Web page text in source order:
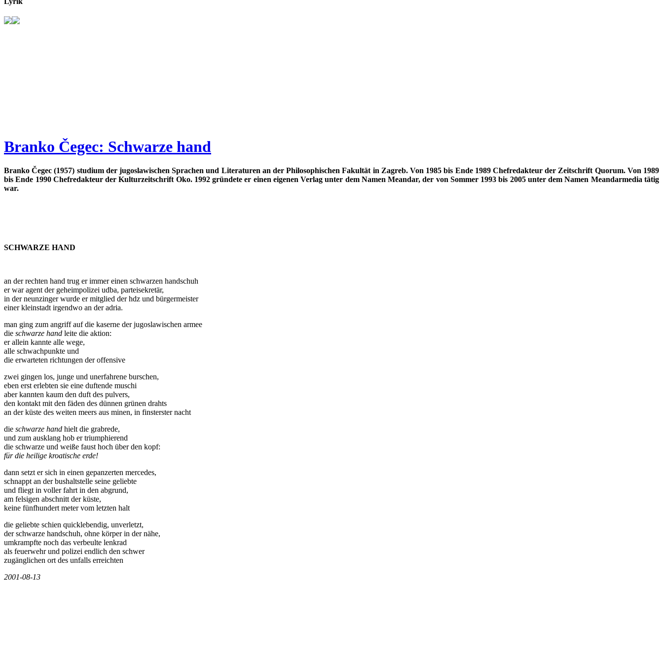
Branko Čegec: Schwarze hand
Branko Čegec (1957) studium der jugoslawischen Sprachen und Literaturen an der Philosophischen Fakultät in Zagreb. Von 1985 bis Ende 1989 Chefredakteur der Zeitschrift Quorum. Von 1989
bis Ende 1990 Chefredakteur der Kulturzeitschrift Oko. 1992 gründete er einen eigenen Verlag unter dem Namen Meandar, der von Sommer 1993 bis 2005 unter dem Namen Meandarmedia tätig
war.
SCHWARZE HAND
an der rechten hand trug er immer einen schwarzen handschuh
er war agent der geheimpolizei udba, parteisekretär,
in der neunzinger wurde er mitglied der hdz und bürgermeister
einer kleinstadt irgendwo an der adria.
man ging zum angriff auf die kaserne der jugoslawischen armee
die schwarze hand leite die aktion:
er allein kannte alle wege,
alle schwachpunkte und
die erwarteten richtungen der offensive
zwei gingen los, junge und unerfahrene burschen,
eben erst erlebten sie eine duftende muschi
aber kannten kaum den duft des pulvers,
den kontakt mit den fäden des dünnen grünen drahts
an der küste des weiten meers aus minen, in finsterster nacht
die schwarze hand hielt die grabrede,
und zum ausklang hob er triumphierend
die schwarze und weiße faust hoch über den kopf:
für die heilige kroatische erde!
dann setzt er sich in einen gepanzerten mercedes,
schnappt an der bushaltstelle seine geliebte
und fliegt in voller fahrt in den abgrund,
am felsigen abschnitt der küste,
keine fünfhundert meter vom letzten halt
die geliebte schien quicklebendig, unverletzt,
der schwarze handschuh, ohne körper in der nähe,
umkrampfte noch das verbeulte lenkrad
als feuerwehr und polizei endlich den schwer
zugänglichen ort des unfalls erreichten
2001-08-13